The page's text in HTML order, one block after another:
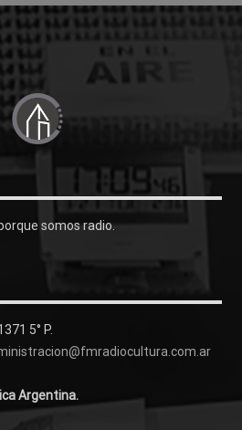
somos radio.
5° P.
Argentina.